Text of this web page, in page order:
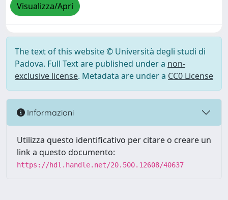
Visualizza/Apri
The text of this website © Università degli studi di
Padova. Full Text are published under a non-
exclusive license. Metadata are under a CC0 License
Informazioni
Utilizza questo identificativo per citare o creare un
link a questo documento:
https://hdl.handle.net/20.500.12608/40637